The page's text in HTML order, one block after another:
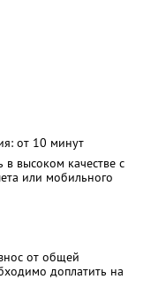
от 10 минут
высоком качестве с
или мобильного
от общей
доплатить на